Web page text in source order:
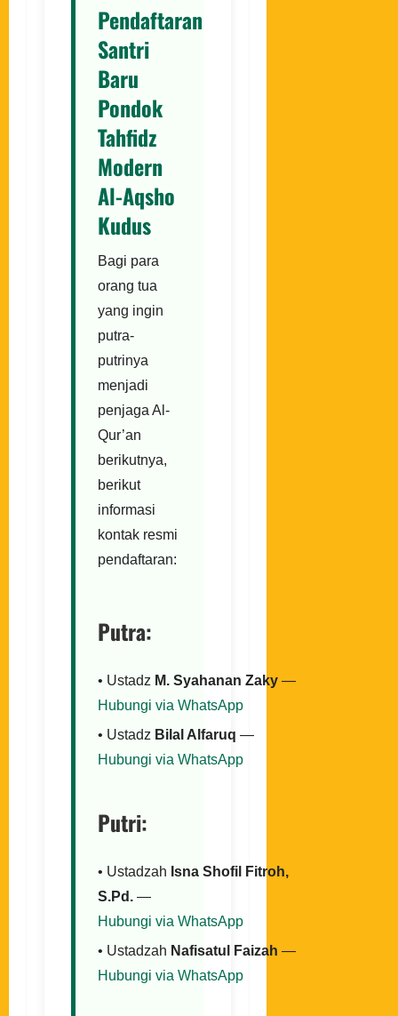
Pendaftaran
Santri
Baru
Pondok
Tahfidz
Modern
Al-Aqsho
Kudus
Bagi para
orang tua
yang ingin
putra-
putrinya
menjadi
penjaga Al-
Qur’an
berikutnya,
berikut
informasi
kontak resmi
pendaftaran:
Putra:
• Ustadz M. Syahanan Zaky —
Hubungi via WhatsApp
• Ustadz Bilal Alfaruq —
Hubungi via WhatsApp
Putri:
• Ustadzah Isna Shofil Fitroh,
S.Pd. —
Hubungi via WhatsApp
• Ustadzah Nafisatul Faizah —
Hubungi via WhatsApp